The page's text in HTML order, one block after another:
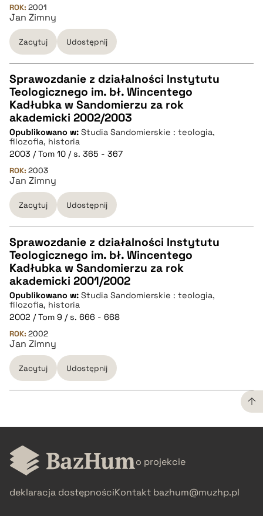
BIBTEX
pobierz cytat
ROK: 2001
Jan Zimny
Zacytuj Udostępnij
CZYSTY TEKST
pobierz cytat
BIBTEX
pobierz cytat
Sprawozdanie z działalności Instytutu
Teologicznego im. bł. Wincentego
Kadłubka w Sandomierzu za rok
akademicki 2002/2003
Opublikowano w: Studia Sandomierskie : teologia,
filozofia, historia
2003 / Tom 10 / s. 365 - 367
ROK: 2003
Jan Zimny
Zacytuj Udostępnij
CZYSTY TEKST
pobierz cytat
BIBTEX
pobierz cytat
Sprawozdanie z działalności Instytutu
Teologicznego im. bł. Wincentego
Kadłubka w Sandomierzu za rok
akademicki 2001/2002
Opublikowano w: Studia Sandomierskie : teologia,
filozofia, historia
2002 / Tom 9 / s. 666 - 668
ROK: 2002
Jan Zimny
Zacytuj Udostępnij
CZYSTY TEKST
pobierz cytat
BIBTEX
o projekcie
deklaracja dostępnościKontakt bazhum@muzhp.pl